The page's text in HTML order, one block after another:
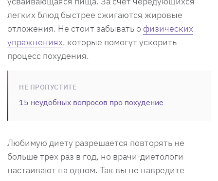
легких блюд быстрее сжигаются жировые
отложения. Не стоит забывать о физических
упражнениях, которые помогут ускорить
процесс похудения.
НЕ ПРОПУСТИТЕ
15 неудобных вопросов про похудение
Любимую диету разрешается повторять не
больше трех раз в год, но врачи-диетологи
настаивают на одном. Так вы не навредите